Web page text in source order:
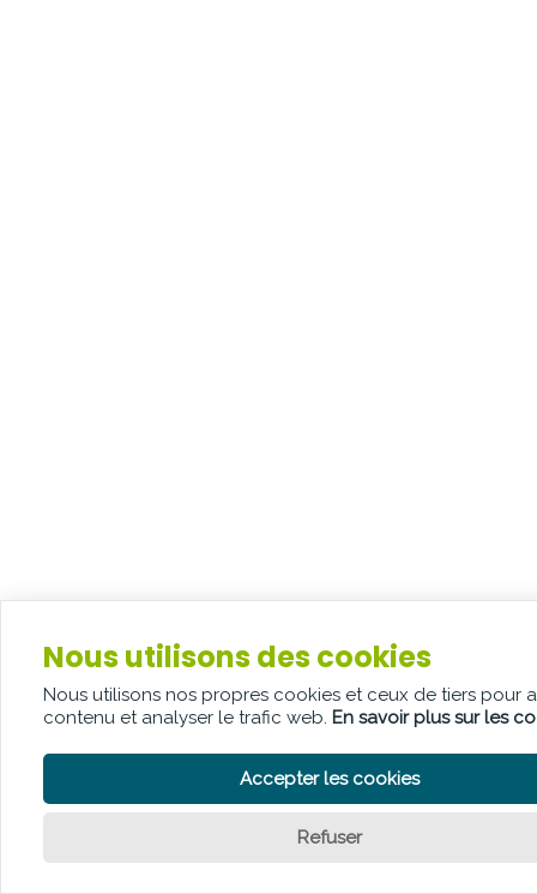
Nous utilisons des cookies
Nous utilisons nos propres cookies et ceux de tiers pour
contenu et analyser le trafic web. En savoir plus sur les
Accepter les cookies
Refuser